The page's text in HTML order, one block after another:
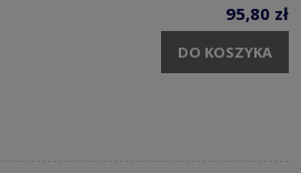
95,80 zł
DO KOSZYKA